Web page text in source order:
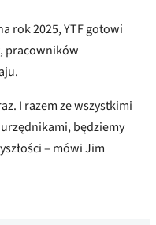
rok 2025, YTF gotowi
pracowników
I razem ze wszystkimi
będziemy
– mówi Jim